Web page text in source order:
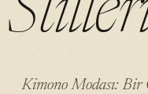
Kimono Modası: